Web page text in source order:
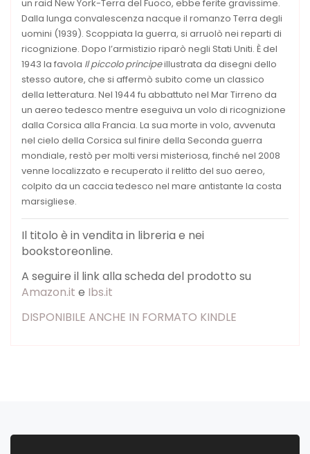
un raid New York-Terra del Fuoco, ebbe ferite gravissime.
Dalla lunga convalescenza nacque il romanzo Terra degli
uomini (1939). Scoppiata la guerra, si arruolò nei reparti di
ricognizione. Dopo l’armistizio riparò negli Stati Uniti. È del
1943 la favola Il piccolo principeillustrata da disegni dello
stesso autore, che si affermò subito come un classico
della letteratura. Nel 1944 fu abbattuto nel Mar Tirreno da
un aereo tedesco mentre eseguiva un volo di ricognizione
dalla Corsica alla Francia. La sua morte in volo, avvenuta
nel cielo della Corsica sul finire della Seconda guerra
mondiale, restò per molti versi misteriosa, finché nel 2008
venne localizzato e recuperato il relitto del suo aereo,
colpito da un caccia tedesco nel mare antistante la costa
marsigliese.
Il titolo è in vendita in libreria e nei
bookstoreonline.
A seguire il link alla scheda del prodotto su
Amazon.it e Ibs.it
DISPONIBILE ANCHE IN FORMATO KINDLE